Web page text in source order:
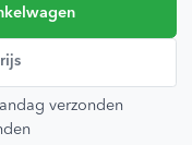
verzonden